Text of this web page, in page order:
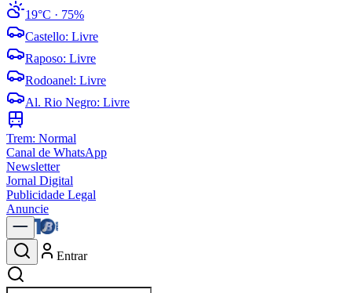
19°C · 75%
Castello: Livre
Raposo: Livre
Rodoanel: Livre
Al. Rio Negro: Livre
Trem: Normal
Canal de WhatsApp
Newsletter
Jornal Digital
Publicidade Legal
Anuncie
Entrar